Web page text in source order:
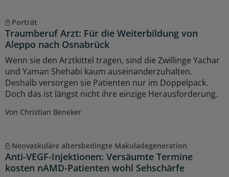
Porträt
Traumberuf Arzt: Für die Weiterbildung von
Aleppo nach Osnabrück
Wenn sie den Arztkittel tragen, sind die Zwillinge Yachar
und Yaman Shehabi kaum auseinanderzuhalten.
Deshalb versorgen sie Patienten nur im Doppelpack.
Doch das ist längst nicht ihre einzige Herausforderung.
Von Christian Beneker
Neovaskuläre altersbedingte Makuladegeneration
Anti-VEGF-Injektionen: Versäumte Termine
kosten nAMD-Patienten wohl Sehschärfe